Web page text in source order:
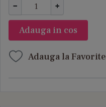
− +
Adauga in cos
Adauga la Favorite